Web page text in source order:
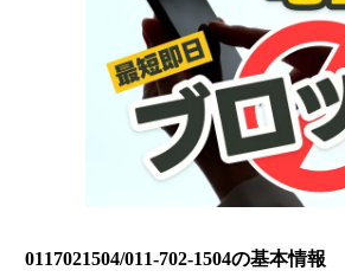
0117021504/011-702-1504の基本情報